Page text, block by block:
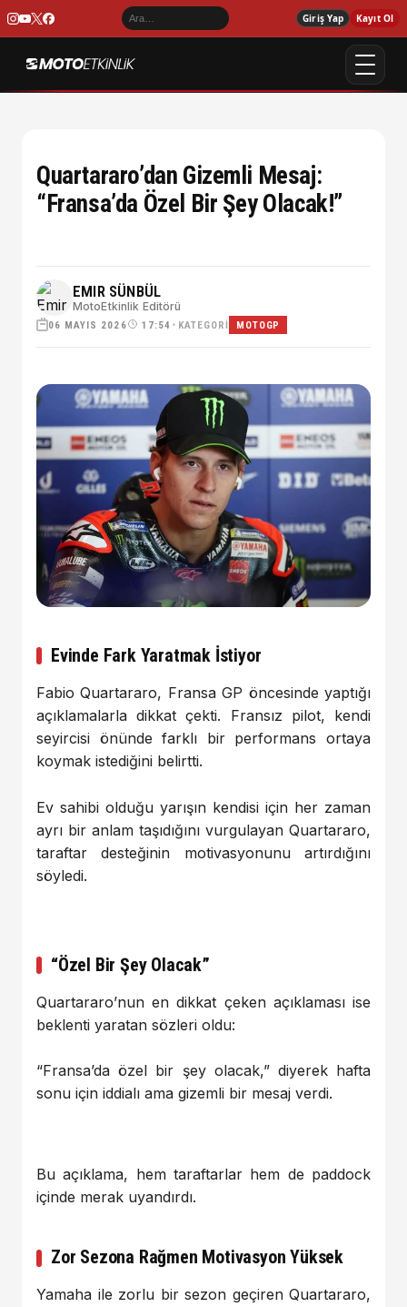
Giriş Yap Kayıt Ol
Quartararo’dan Gizemli Mesaj:
“Fransa’da Özel Bir Şey Olacak!”
EMIR SÜNBÜL
MotoEtkinlik Editörü
06 MAYIS 2026 17:54 • KATEGORI MOTOGP
Evinde Fark Yaratmak İstiyor
Fabio Quartararo, Fransa GP öncesinde yaptığı
açıklamalarla dikkat çekti. Fransız pilot, kendi
seyircisi önünde farklı bir performans ortaya
koymak istediğini belirtti.
Ev sahibi olduğu yarışın kendisi için her zaman
ayrı bir anlam taşıdığını vurgulayan Quartararo,
taraftar desteğinin motivasyonunu artırdığını
söyledi.
“Özel Bir Şey Olacak”
Quartararo’nun en dikkat çeken açıklaması ise
beklenti yaratan sözleri oldu:
“Fransa’da özel bir şey olacak,” diyerek hafta
sonu için iddialı ama gizemli bir mesaj verdi.
Bu açıklama, hem taraftarlar hem de paddock
içinde merak uyandırdı.
Zor Sezona Rağmen Motivasyon Yüksek
Yamaha ile zorlu bir sezon geçiren Quartararo,